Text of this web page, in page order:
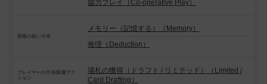
協力プレイ（Co-operative Play）
情報の扱い方等
メモリー（記憶する）（Memory）
推理（Deduction）
プレイヤーの干渉/影響アク
ション
場札の獲得（ドラフト / リミテッド）（Limited /
Card Drafting）